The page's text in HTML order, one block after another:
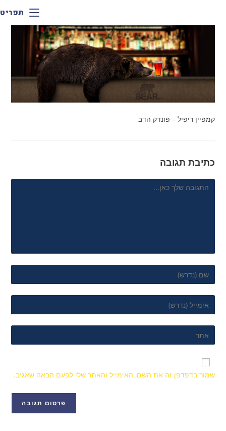
תפריט
קמפיין ריפיל – פונדק הדב
כתיבת תגובה
שמור בדפדפן זה את השם, האימייל והאתר שלי לפעם הבאה שאגיב.